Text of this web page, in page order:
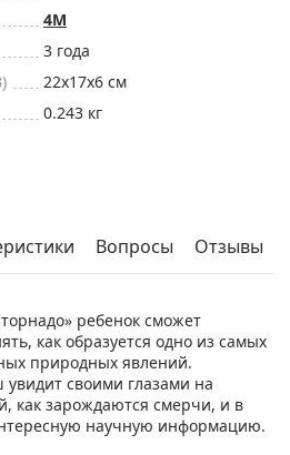
4M
3 года
22x17x6 см
0.243 кг
Вопросы Отзывы
ребенок сможет
как образуется одно из самых
природных явлений.
своими глазами на
как зарождаются смерчи, и в
научную информацию.